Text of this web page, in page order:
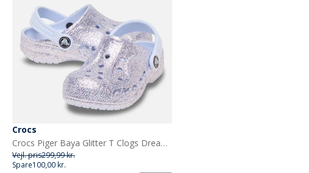
Crocs
Crocs Piger Baya Glitter T Clogs Dreamscape
Vejl. pris299,99 kr.
Spare100,00 kr.